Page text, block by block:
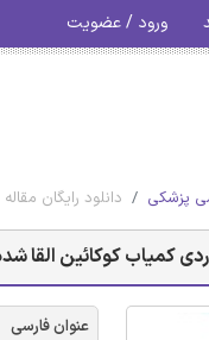
ورود / عضویت
پزشکی دانلود رایگان
کمیاب کوکائین القا
عنوان فارسی